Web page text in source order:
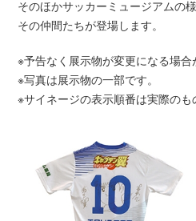
そのほかサッカーミュージアムの
その仲間たちが登場します。
※予告なく展示物が変更になる場合
※写真は展示物の一部です。
※サイネージの表示順番は実際のも